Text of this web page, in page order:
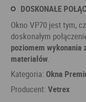
DOSKONAŁE
Okno VP70 jest tym,
doskonałym
poziomem
materiałów.
Kategoria: Okna
Producent:Vetrex